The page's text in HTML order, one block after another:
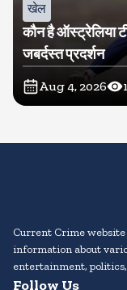
खेल
कौन है ऑस्ट्रेलिया
जबर्दस्त प्रदर्शन
Aug 4, 2026
Current Crime
information about
entertainment,
Follow Us